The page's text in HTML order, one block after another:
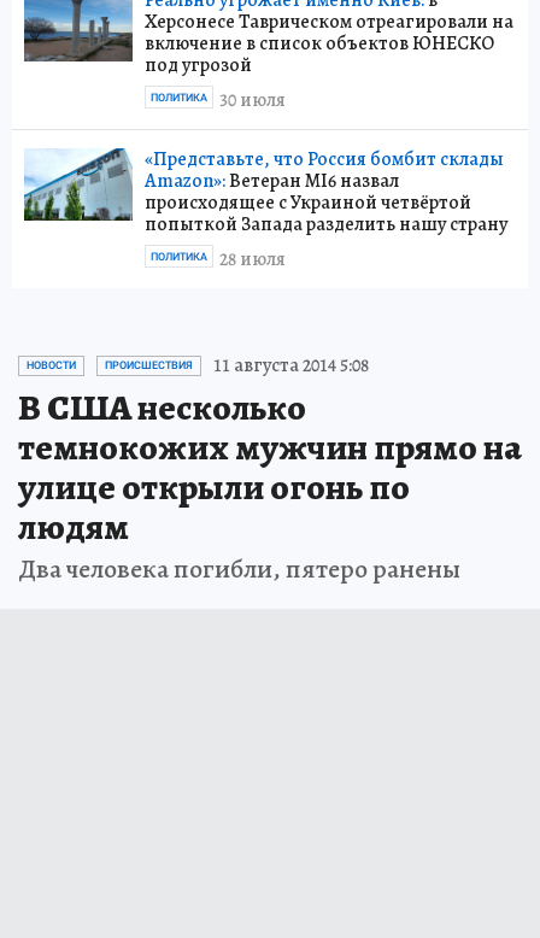
Херсонесе Таврическом отреагировали на
включение в список объектов ЮНЕСКО
под угрозой
30 июля
ПОЛИТИКА
«Представьте, что Россия бомбит склады
Amazon»:Ветеран MI6 назвал
происходящее с Украиной четвёртой
попыткой Запада разделить нашу страну
28 июля
ПОЛИТИКА
НОВОСТИ ПРОИСШЕСТВИЯ 11 августа 2014 5:08
В США несколько
темнокожих мужчин прямо на
улице открыли огонь по
людям
Два человека погибли, пятеро ранены